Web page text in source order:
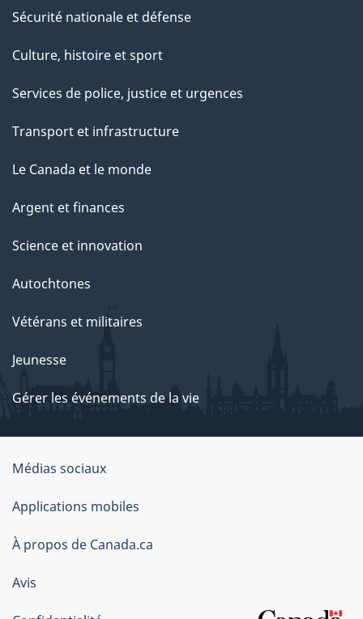
Sécurité nationale et défense
Culture, histoire et sport
Services de police, justice et urgences
Transport et infrastructure
Le Canada et le monde
Argent et finances
Science et innovation
Autochtones
Vétérans et militaires
Jeunesse
Gérer les événements de la vie
Organisation
du
gouvernement
du
Canada
Médias sociaux
Applications mobiles
À propos de Canada.ca
Avis